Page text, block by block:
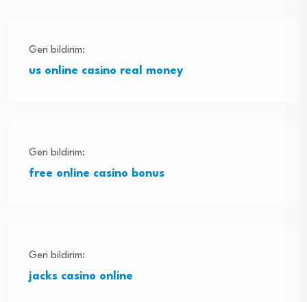
Geri bildirim:
us online casino real money
Geri bildirim:
free online casino bonus
Geri bildirim:
jacks casino online